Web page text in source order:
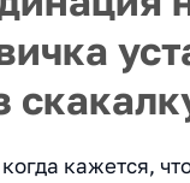
кажется,